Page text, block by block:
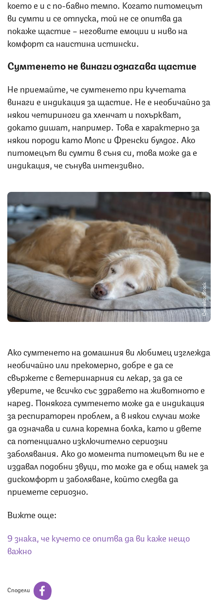
което е и с по-бавно темпо. Когато питомецът
ви сумти и се отпуска, той не се опитва да
покаже щастие – неговите емоции и ниво на
комфорт са наистина истински.
Сумтенето не винаги означава щастие
Не приемайте, че сумтенето при кучетата
винаги е индикация за щастие. Не е необичайно за
някои четириноги да хленчат и похъркват,
докато дишат, например. Това е характерно за
някои породи като Мопс и Френски булдог. Ако
питомецът ви сумти в съня си, това може да е
индикация, че сънува интензивно.
Снимка: iStock
Ако сумтенето на домашния ви любимец изглежда
необичайно или прекомерно, добре е да се
свържете с ветеринарния си лекар, за да се
уверите, че всичко със здравето на животното е
наред. Понякога сумтенето може да е индикация
за респираторен проблем, а в някои случаи може
да означава и силна коремна болка, като и двете
са потенциално изключително сериозни
заболявания. Ако до момента питомецът ви не е
издавал подобни звуци, то може да е общ намек за
дискомфорт и заболяване, който следва да
приемете сериозно.
Вижте още:
9 знака, че кучето се опитва да ви каже нещо
важно
Сподели